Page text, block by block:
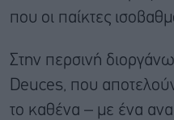
που οι παίκτες
Στην περσινή
Deuces, που
το καθένα – με ένα